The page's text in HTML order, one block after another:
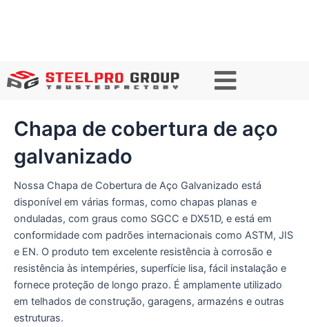
Chapa de cobertura de aço
galvanizado
Nossa Chapa de Cobertura de Aço Galvanizado está
disponível em várias formas, como chapas planas e
onduladas, com graus como SGCC e DX51D, e está em
conformidade com padrões internacionais como ASTM, JIS
e EN. O produto tem excelente resistência à corrosão e
resistência às intempéries, superfície lisa, fácil instalação e
fornece proteção de longo prazo. É amplamente utilizado
em telhados de construção, garagens, armazéns e outras
estruturas.